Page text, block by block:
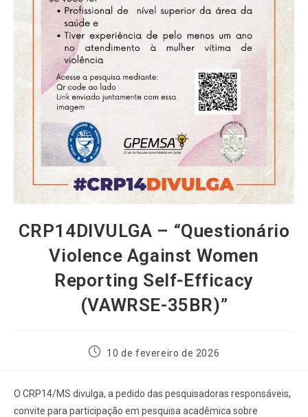
CRP14DIVULGA – “Questionário
Violence Against Women
Reporting Self-Efficacy
(VAWRSE-35BR)”
10 de fevereiro de 2026
O CRP14/MS divulga, a pedido das pesquisadoras responsáveis,
convite para participação em pesquisa acadêmica sobre